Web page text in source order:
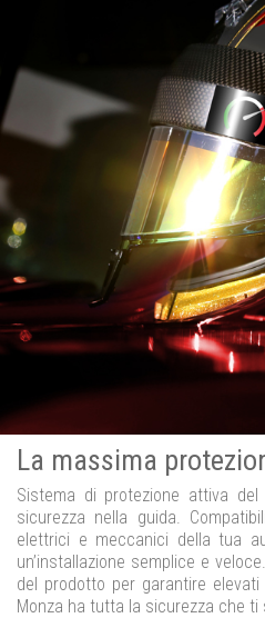
La massima
Sistema di protezione attiva
sicurezza nella guida.
elettrici e meccanici della tua
un’installazione semplice e
del prodotto per garantire
Monza ha tutta la sicurezza che ti